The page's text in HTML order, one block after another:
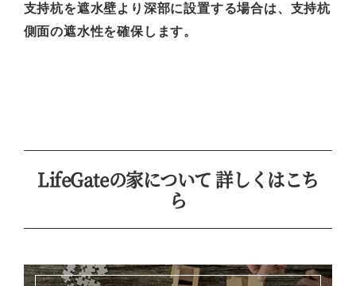
支持杭を遮水壁より深部に設置する場合は、支持杭
側面の遮水性を確保します。
LifeGateの家について 詳しくはこち
ら